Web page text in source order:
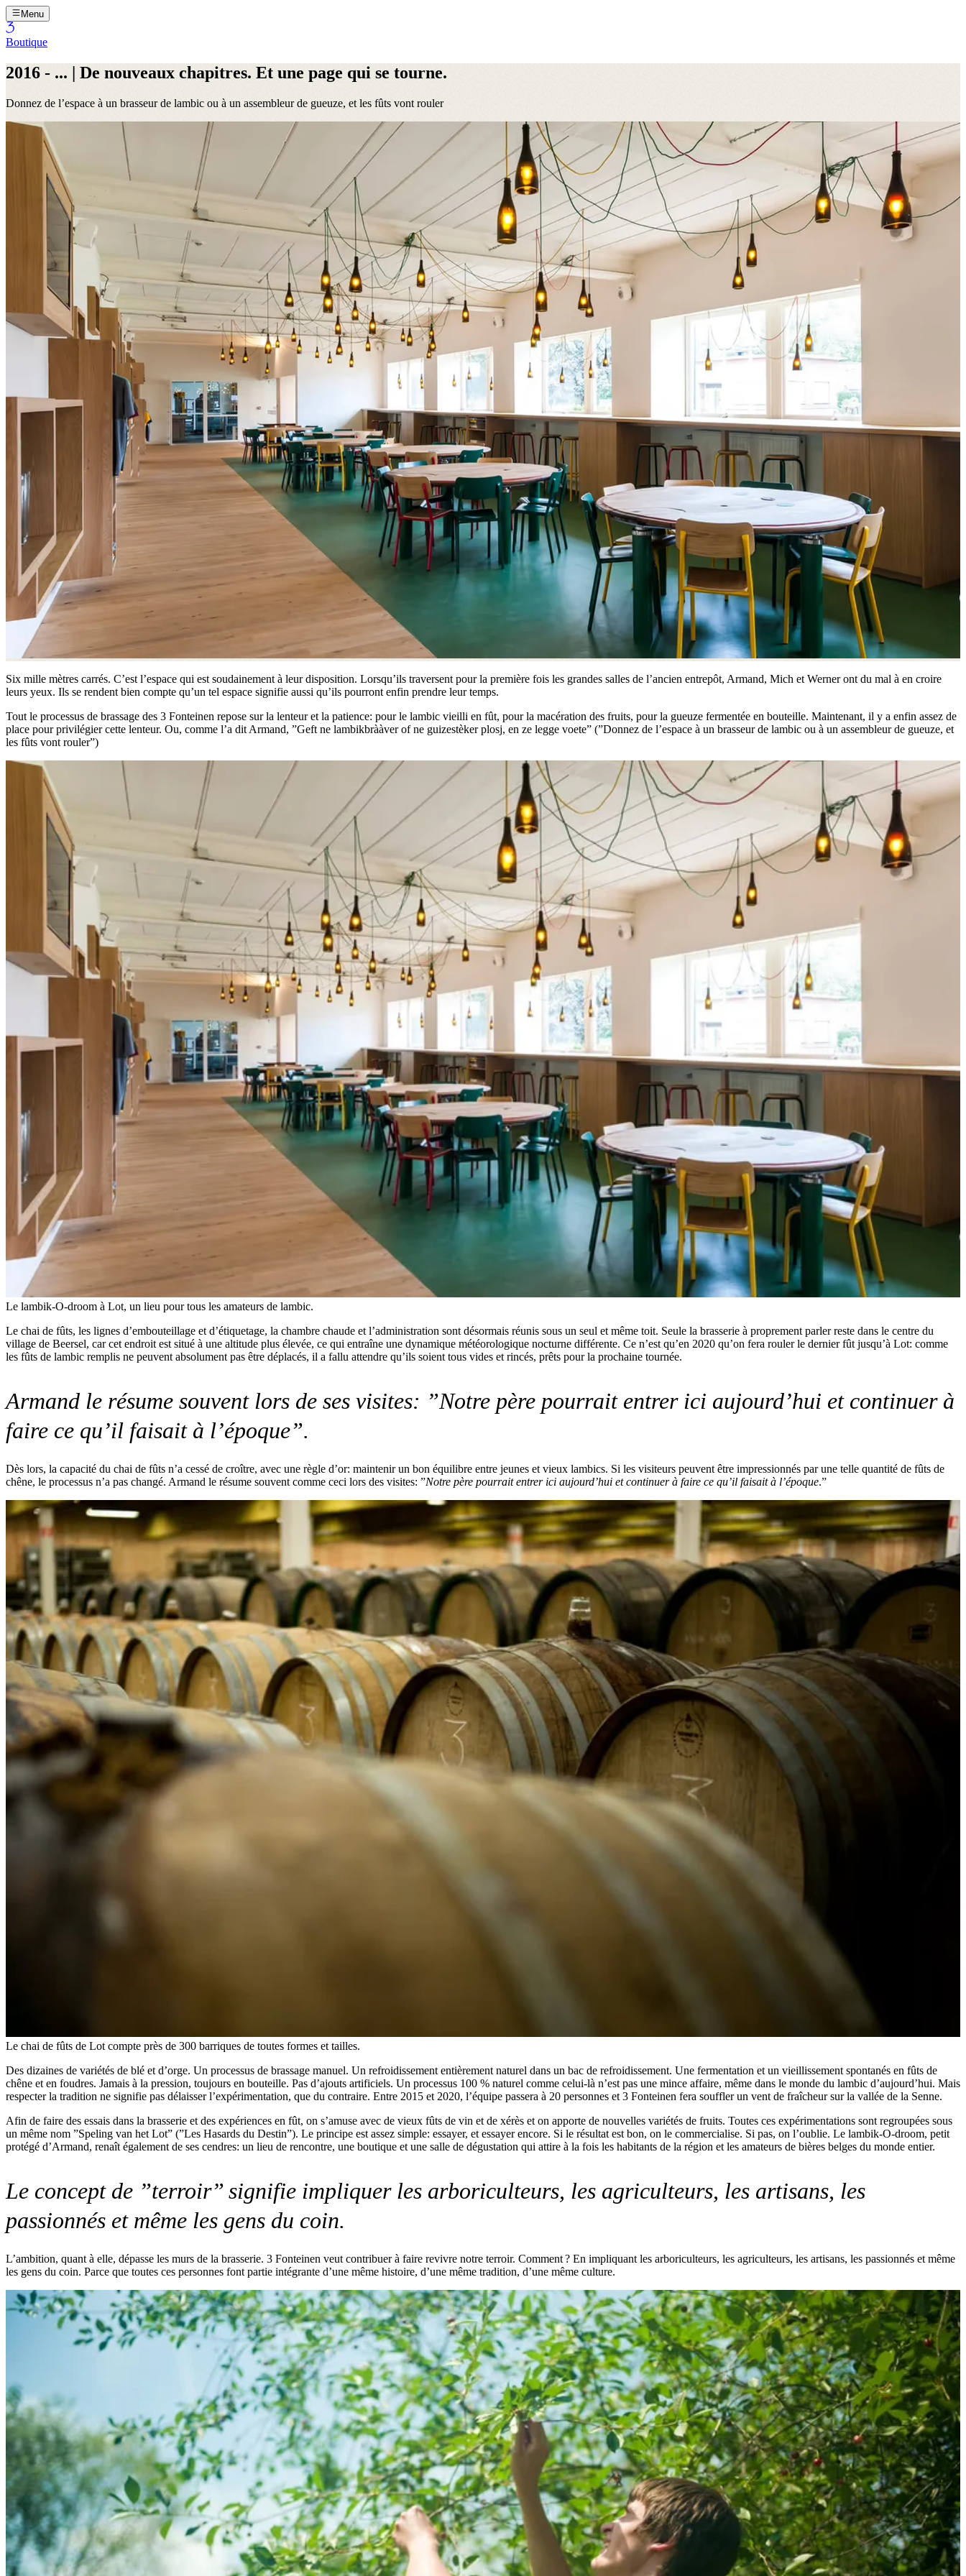
Menu
Boutique
2016 - ... | De nouveaux chapitres. Et une page qui se tourne.
Donnez de l’espace à un brasseur de lambic ou à un assembleur de gueuze, et les fûts vont rouler
Six mille mètres carrés. C’est l’espace qui est soudainement à leur disposition. Lorsqu’ils traversent pour la première fois les grandes salles de l’ancien entrepôt, Armand, Mich et Werner ont du mal à en croire
leurs yeux. Ils se rendent bien compte qu’un tel espace signifie aussi qu’ils pourront enfin prendre leur temps.
Tout le processus de brassage des 3 Fonteinen repose sur la lenteur et la patience: pour le lambic vieilli en fût, pour la macération des fruits, pour la gueuze fermentée en bouteille. Maintenant, il y a enfin assez de
place pour privilégier cette lenteur. Ou, comme l’a dit Armand, ”Geft ne lambikbrààver of ne guizestèker plosj, en ze legge voete” (”Donnez de l’espace à un brasseur de lambic ou à un assembleur de gueuze, et
les fûts vont rouler”)
Le lambik-O-droom à Lot, un lieu pour tous les amateurs de lambic.
Le chai de fûts, les lignes d’embouteillage et d’étiquetage, la chambre chaude et l’administration sont désormais réunis sous un seul et même toit. Seule la brasserie à proprement parler reste dans le centre du
village de Beersel, car cet endroit est situé à une altitude plus élevée, ce qui entraîne une dynamique météorologique nocturne différente. Ce n’est qu’en 2020 qu’on fera rouler le dernier fût jusqu’à Lot: comme
les fûts de lambic remplis ne peuvent absolument pas être déplacés, il a fallu attendre qu’ils soient tous vides et rincés, prêts pour la prochaine tournée.
Armand le résume souvent lors de ses visites: ”Notre père pourrait entrer ici aujourd’hui et continuer à
faire ce qu’il faisait à l’époque”.
Dès lors, la capacité du chai de fûts n’a cessé de croître, avec une règle d’or: maintenir un bon équilibre entre jeunes et vieux lambics. Si les visiteurs peuvent être impressionnés par une telle quantité de fûts de
chêne, le processus n’a pas changé. Armand le résume souvent comme ceci lors des visites: ”Notre père pourrait entrer ici aujourd’hui et continuer à faire ce qu’il faisait à l’époque.”
Le chai de fûts de Lot compte près de 300 barriques de toutes formes et tailles.
Des dizaines de variétés de blé et d’orge. Un processus de brassage manuel. Un refroidissement entièrement naturel dans un bac de refroidissement. Une fermentation et un vieillissement spontanés en fûts de
chêne et en foudres. Jamais à la pression, toujours en bouteille. Pas d’ajouts artificiels. Un processus 100 % naturel comme celui-là n’est pas une mince affaire, même dans le monde du lambic d’aujourd’hui. Mais
respecter la tradition ne signifie pas délaisser l’expérimentation, que du contraire. Entre 2015 et 2020, l’équipe passera à 20 personnes et 3 Fonteinen fera souffler un vent de fraîcheur sur la vallée de la Senne.
Afin de faire des essais dans la brasserie et des expériences en fût, on s’amuse avec de vieux fûts de vin et de xérès et on apporte de nouvelles variétés de fruits. Toutes ces expérimentations sont regroupées sous
un même nom ”Speling van het Lot” (”Les Hasards du Destin”). Le principe est assez simple: essayer, et essayer encore. Si le résultat est bon, on le commercialise. Si pas, on l’oublie. Le lambik-O-droom, petit
protégé d’Armand, renaît également de ses cendres: un lieu de rencontre, une boutique et une salle de dégustation qui attire à la fois les habitants de la région et les amateurs de bières belges du monde entier.
Le concept de ”terroir” signifie impliquer les arboriculteurs, les agriculteurs, les artisans, les
passionnés et même les gens du coin.
L’ambition, quant à elle, dépasse les murs de la brasserie. 3 Fonteinen veut contribuer à faire revivre notre terroir. Comment ? En impliquant les arboriculteurs, les agriculteurs, les artisans, les passionnés et même
les gens du coin. Parce que toutes ces personnes font partie intégrante d’une même histoire, d’une même tradition, d’une même culture.